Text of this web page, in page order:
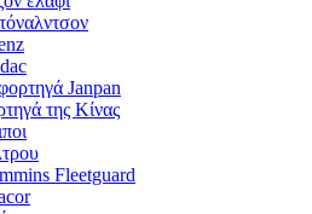
Janpan
της Κίνας
Fleetguard